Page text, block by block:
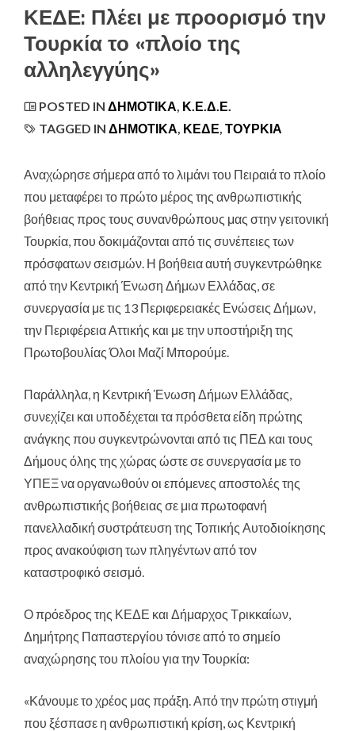
ΚΕΔΕ: Πλέει με προορισμό την
Τουρκία το «πλοίο της
αλληλεγγύης»
POSTED IN ΔΗΜΟΤΙΚΆ Κ.Ε.Δ.Ε.
TAGGED IN ΔΗΜΟΤΙΚΑ ΚΕΔΕ ΤΟΥΡΚΊΑ
Αναχώρησε σήμερα από το λιμάνι του Πειραιά το πλοίο
που μεταφέρει το πρώτο μέρος της ανθρωπιστικής
βοήθειας προς τους συνανθρώπους μας στην γειτονική
Τουρκία , που δοκιμάζονται από τις συνέπειες των
πρόσφατων σεισμών. Η βοήθεια αυτή συγκεντρώθηκε
από την Κεντρική Ένωση Δήμων Ελλάδας, σε
συνεργασία με τις 13 Περιφερειακές Ενώσεις Δήμων,
την Περιφέρεια Αττικής και με την υποστήριξη της
Πρωτοβουλίας Όλοι Μαζί Μπορούμε.
Παράλληλα, η Κεντρική Ένωση Δήμων Ελλάδας,
συνεχίζει και υποδέχεται τα πρόσθετα είδη πρώτης
ανάγκης που συγκεντρώνονται από τις ΠΕΔ και τους
Δήμους όλης της χώρας ώστε σε συνεργασία με το
ΥΠΕΞ να οργανωθούν οι επόμενες αποστολές της
ανθρωπιστικής βοήθειας σε μια πρωτοφανή
πανελλαδική συστράτευση της Τοπικής Αυτοδιοίκησης
προς ανακούφιση των πληγέντων από τον
καταστροφικό σεισμό.
Ο πρόεδρος της ΚΕΔΕ και Δήμαρχος Τρικκαίων,
Δημήτρης Παπαστεργίου τόνισε από το σημείο
αναχώρησης του πλοίου για την Τουρκία:
«Κάνουμε το χρέος μας πράξη. Από την πρώτη στιγμή
που ξέσπασε η ανθρωπιστική κρίση, ως Κεντρική